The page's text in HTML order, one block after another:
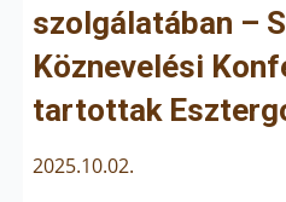
szolgálatában –
Köznevelési
tartottak
2025.10.02.